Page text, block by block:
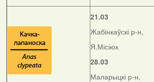
21.03
Жабінкаўскі р-н,
Я.Місіюк
28.03
Маларыцкі р-н,